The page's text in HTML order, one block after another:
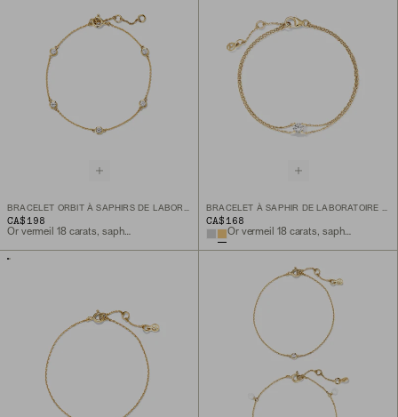
BRACELET ORBIT À SAPHIRS DE LABORATOIRE
CA$198
Or vermeil 18 carats, saphir de laboratoire
BRACELET À SAPHIR DE LABORATOIRE ROND
CA$168
Or vermeil 18 carats, saphir blanc de laboratoire